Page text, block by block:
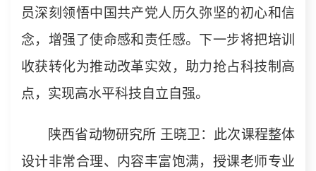
员深刻领悟中国共产党人历久弥坚的初心和信
念，增强了使命感和责任感。下一步将把培训
收获转化为推动改革实效，助力抢占科技制高
点，实现高水平科技自立自强。
陕西省动物研究所 王晓卫：此次课程整体
设计非常合理、内容丰富饱满，授课老师专业